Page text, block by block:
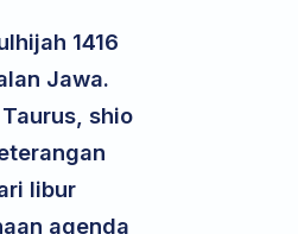
1416
Jawa.
shio
libur
agenda